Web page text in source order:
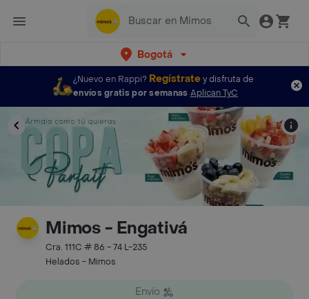
Bogotá
¿Nuevo en Rappi? Regístratey disfruta de
envíos gratis por semanas Aplican TyC
Mimos - Engativá
Cra. 111C # 86 - 74 L-235
Helados - Mimos
Envío